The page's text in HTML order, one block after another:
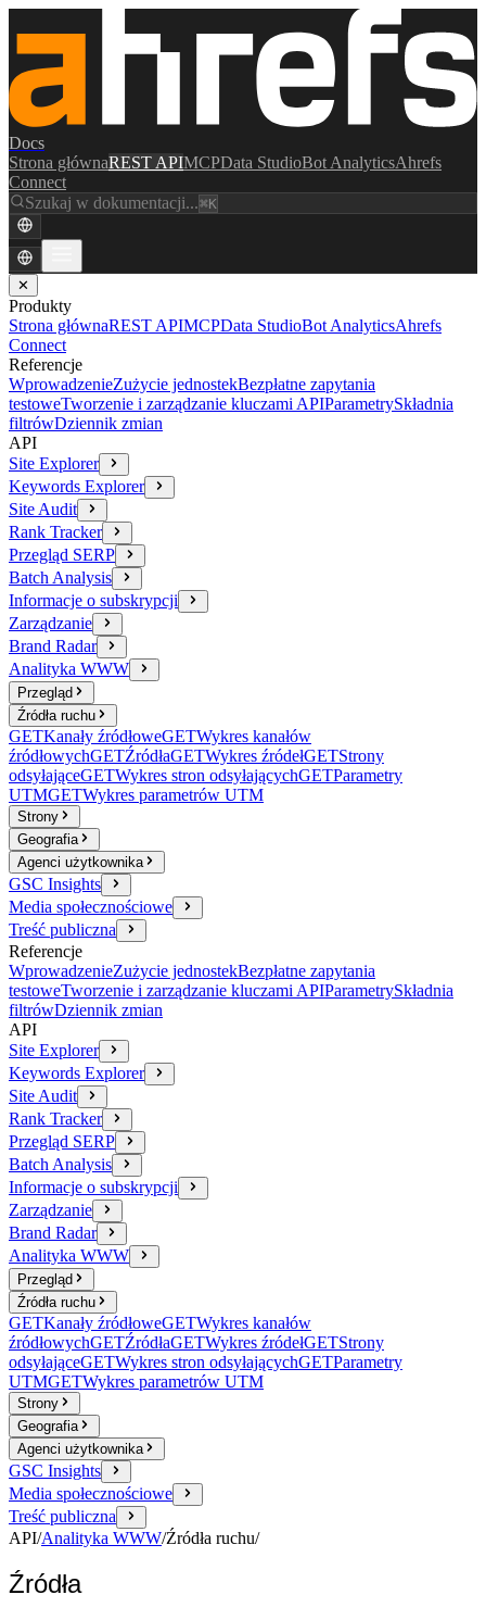
Docs
Strona głównaREST APIMCPData StudioBot AnalyticsAhrefs
Connect
Szukaj w dokumentacji...⌘K
✕
Produkty
Strona głównaREST APIMCPData StudioBot AnalyticsAhrefs
Connect
Referencje
WprowadzenieZużycie jednostekBezpłatne zapytania
testoweTworzenie i zarządzanie kluczami APIParametrySkładnia
filtrówDziennik zmian
API
Site Explorer
Keywords Explorer
Site Audit
Rank Tracker
Przegląd SERP
Batch Analysis
Informacje o subskrypcji
Zarządzanie
Brand Radar
Analityka WWW
Przegląd
Źródła ruchu
GETKanały źródłoweGETWykres kanałów
źródłowychGETŹródłaGETWykres źródełGETStrony
odsyłająceGETWykres stron odsyłającychGETParametry
UTMGETWykres parametrów UTM
Strony
Geografia
Agenci użytkownika
GSC Insights
Media społecznościowe
Treść publiczna
Referencje
WprowadzenieZużycie jednostekBezpłatne zapytania
testoweTworzenie i zarządzanie kluczami APIParametrySkładnia
filtrówDziennik zmian
API
Site Explorer
Keywords Explorer
Site Audit
Rank Tracker
Przegląd SERP
Batch Analysis
Informacje o subskrypcji
Zarządzanie
Brand Radar
Analityka WWW
Przegląd
Źródła ruchu
GETKanały źródłoweGETWykres kanałów
źródłowychGETŹródłaGETWykres źródełGETStrony
odsyłająceGETWykres stron odsyłającychGETParametry
UTMGETWykres parametrów UTM
Strony
Geografia
Agenci użytkownika
GSC Insights
Media społecznościowe
Treść publiczna
API/Analityka WWW/Źródła ruchu/
Źródła